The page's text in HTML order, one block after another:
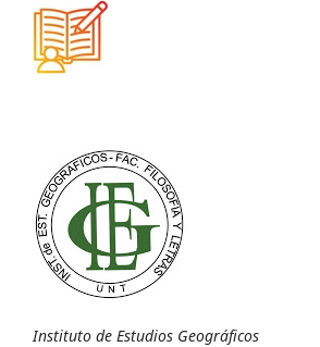
Instituto de Estudios Geográficos